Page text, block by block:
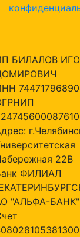
БИЛАЛОВ
22В
ФИЛИАЛ
"АЛЬФА-БАНК"